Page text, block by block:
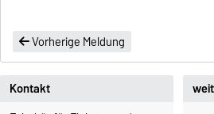
Vorherige Meldung
Kontakt